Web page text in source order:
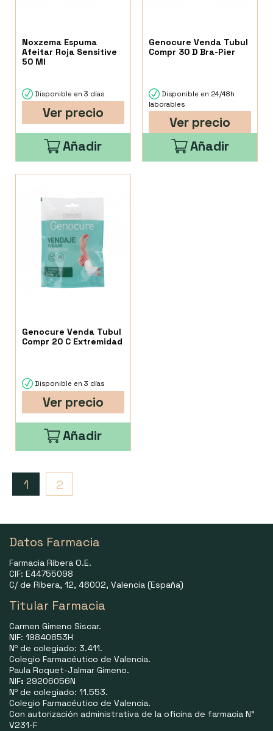
Noxzema Espuma
Afeitar Roja Sensitive
50 Ml
Disponible en 3 días
Ver precio
Añadir
Genocure Venda Tubul
Compr 30 D Bra-Pier
Disponible en 24/48h
laborables
Ver precio
Añadir
Genocure Venda Tubul
Compr 20 C Extremidad
Disponible en 3 días
Ver precio
Añadir
1 2
Datos Farmacia
Farmacia Ribera O.E.
CIF: E44755098
C/ de Ribera, 12, 46002, Valencia (España)
Titular Farmacia
Carmen Gimeno Siscar.
NIF: 19840853H
Nº de colegiado: 3.411.
Colegio Farmacéutico de Valencia.
Paula Roquet-Jalmar Gimeno.
NIF: 29206056N
Nº de colegiado: 11.553.
Colegio Farmacéutico de Valencia.
Con autorización administrativa de la oficina de farmacia N°
V231-F